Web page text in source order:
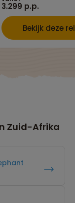
3.299 p.p.
Bekijk deze
Zuid-Afrika